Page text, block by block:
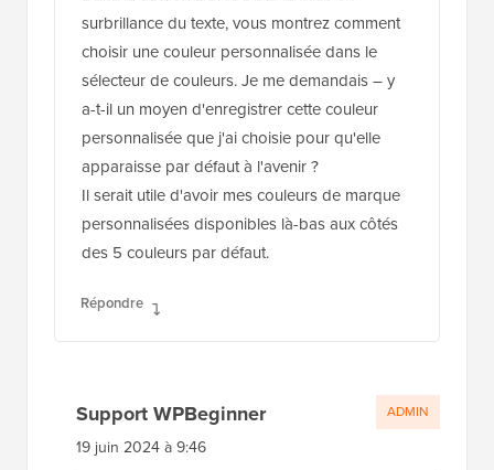
surbrillance du texte, vous montrez comment
choisir une couleur personnalisée dans le
sélecteur de couleurs. Je me demandais – y
a-t-il un moyen d'enregistrer cette couleur
personnalisée que j'ai choisie pour qu'elle
apparaisse par défaut à l'avenir ?
Il serait utile d'avoir mes couleurs de marque
personnalisées disponibles là-bas aux côtés
des 5 couleurs par défaut.
Répondre
Support WPBeginner
19 juin 2024 à 9:46
ADMIN